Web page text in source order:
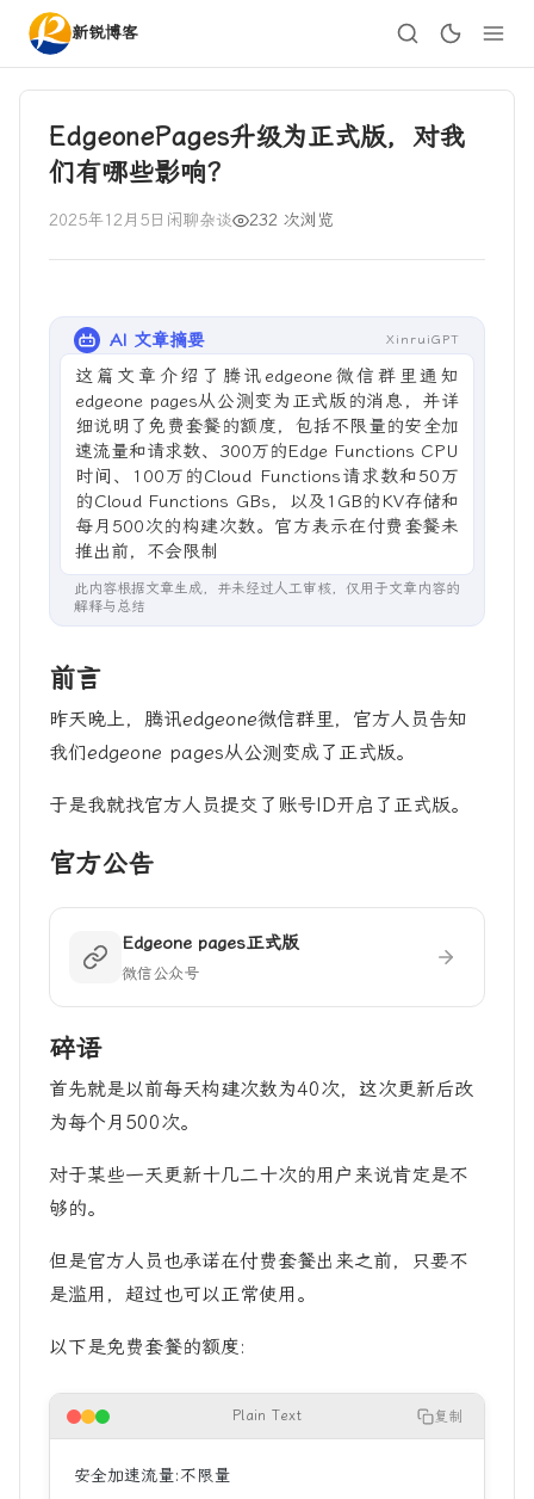
新锐博客
EdgeonePages升级为正式版，对我
们有哪些影响？
2025年12月5日 闲聊杂谈 232 次浏览
AI 文章摘要 XinruiGPT
这篇文章介绍了腾讯edgeone微信群里通知
edgeone pages从公测变为正式版的消息，并详
细说明了免费套餐的额度，包括不限量的安全加
速流量和请求数、300万的Edge Functions CPU
时间、100万的Cloud Functions请求数和50万
的Cloud Functions GBs，以及1GB的KV存储和
每月500次的构建次数。官方表示在付费套餐未
推出前，不会限制超出次数的
此内容根据文章生成，并未经过人工审核，仅用于文章内容的
解释与总结
前言
昨天晚上，腾讯edgeone微信群里，官方人员告知
我们edgeone pages从公测变成了正式版。
于是我就找官方人员提交了账号ID开启了正式版。
官方公告
Edgeone pages正式版
微信公众号
碎语
首先就是以前每天构建次数为40次，这次更新后改
为每个月500次。
对于某些一天更新十几二十次的用户来说肯定是不
够的。
但是官方人员也承诺在付费套餐出来之前，只要不
是滥用，超过也可以正常使用。
以下是免费套餐的额度:
Plain Text 复制
安全加速流量:不限量